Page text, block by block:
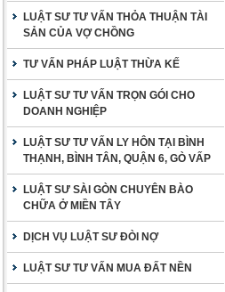
LUẬT SƯ TƯ VẤN THỎA THUẬN TÀI
SẢN CỦA VỢ CHỒNG
TƯ VẤN PHÁP LUẬT THỪA KẾ
LUẬT SƯ TƯ VẤN TRỌN GÓI CHO
DOANH NGHIỆP
LUẬT SƯ TƯ VẤN LY HÔN TẠI BÌNH
THẠNH, BÌNH TÂN, QUẬN 6, GÒ VẤP
LUẬT SƯ SÀI GÒN CHUYÊN BÀO
CHỮA Ở MIỀN TÂY
DỊCH VỤ LUẬT SƯ ĐÒI NỢ
LUẬT SƯ TƯ VẤN MUA ĐẤT NỀN